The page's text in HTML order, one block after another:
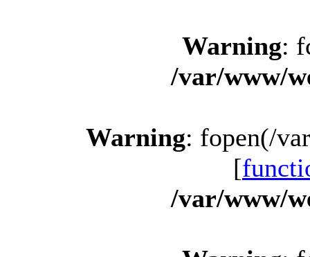
Warning:
/var/www/
Warning: fopen(/
[
/var/www/